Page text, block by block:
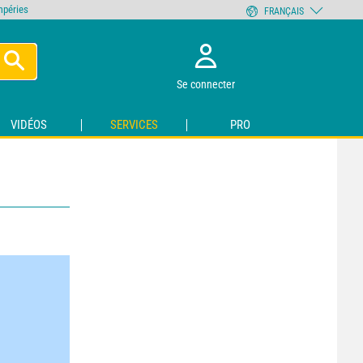
Se connecter
VIDÉOS SERVICES PRO
FRANÇAIS